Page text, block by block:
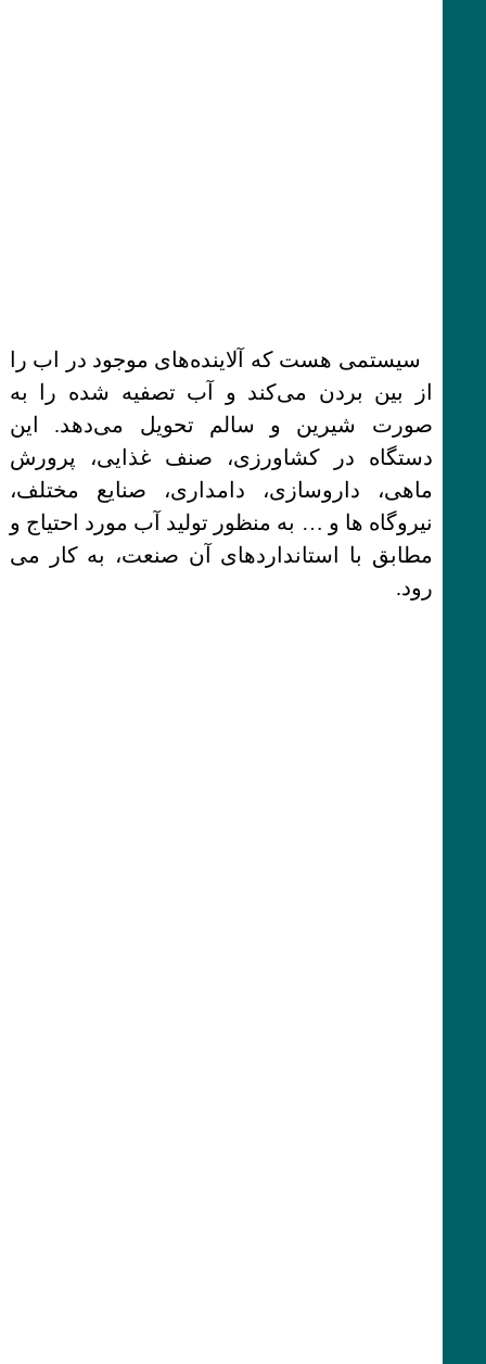
سیستمی هست که آلاینده‌های موجود در اب را
از بین بردن می‌کند و آب تصفیه شده را به
صورت شیرین و سالم تحویل می‌دهد. این
دستگاه در کشاورزی، صنف غذایی، پرورش
ماهی، داروسازی، دامداری، صنایع مختلف،
نیروگاه ها و … به منظور تولید آب مورد احتیاج و
مطابق با استانداردهای آن صنعت، به کار می
رود.